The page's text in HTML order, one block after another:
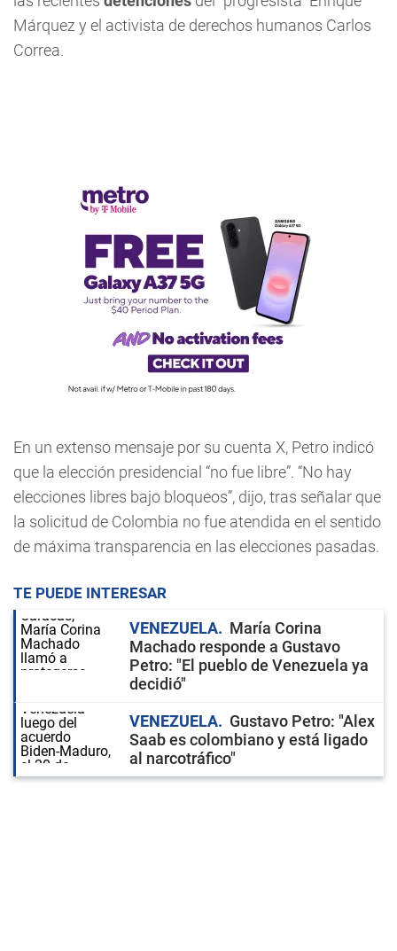
Márquez y el activista de derechos humanos Carlos
Correa.
En un extenso mensaje por su cuenta X, Petro indicó
que la elección presidencial “no fue libre”. “No hay
elecciones libres bajo bloqueos”, dijo, tras señalar que
la solicitud de Colombia no fue atendida en el sentido
de máxima transparencia en las elecciones pasadas.
TE PUEDE INTERESAR
VENEZUELA
María Corina
Machado responde a Gustavo
Petro: "El pueblo de Venezuela ya
decidió"
VENEZUELA
Gustavo Petro: "Alex
Saab es colombiano y está ligado
al narcotráfico"